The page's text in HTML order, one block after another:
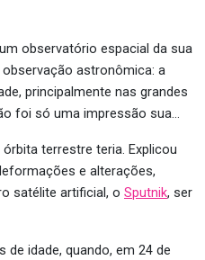
observatório espacial da sua
astronômica: a
principalmente nas grandes
foi só uma impressão sua…
terrestre teria. Explicou
e alterações,
satélite artificial, o Sputnik, ser
idade, quando, em 24 de